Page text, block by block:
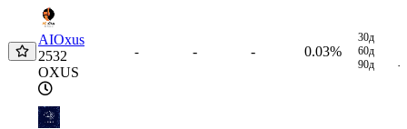
AIOxus
2532
OXUS
- - - 0.03%
30д
60д
90д
-